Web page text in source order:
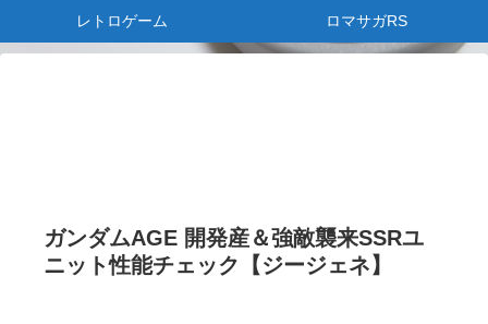
レトロゲーム ロマサガRS
ガンダムAGE 開発産＆強敵襲来SSRユ
ニット性能チェック【ジージェネ】